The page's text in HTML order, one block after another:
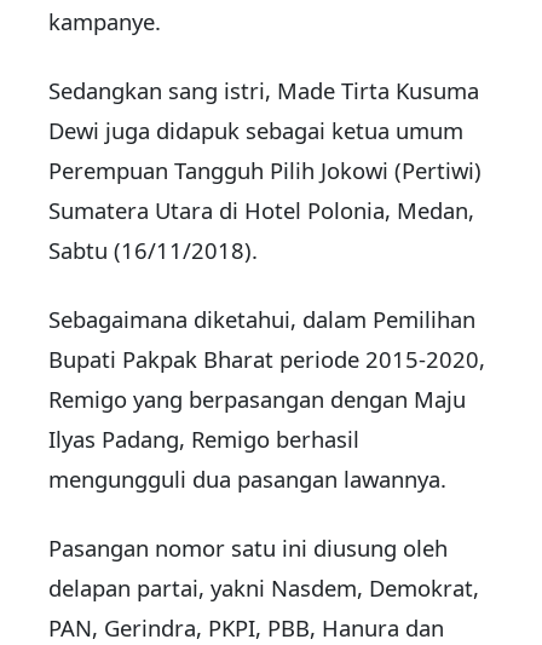
kampanye.
Sedangkan sang istri, Made Tirta Kusuma
Dewi juga didapuk sebagai ketua umum
Perempuan Tangguh Pilih Jokowi (Pertiwi)
Sumatera Utara di Hotel Polonia, Medan,
Sabtu (16/11/2018).
Sebagaimana diketahui, dalam Pemilihan
Bupati Pakpak Bharat periode 2015-2020,
Remigo yang berpasangan dengan Maju
Ilyas Padang, Remigo berhasil
mengungguli dua pasangan lawannya.
Pasangan nomor satu ini diusung oleh
delapan partai, yakni Nasdem, Demokrat,
PAN, Gerindra, PKPI, PBB, Hanura dan